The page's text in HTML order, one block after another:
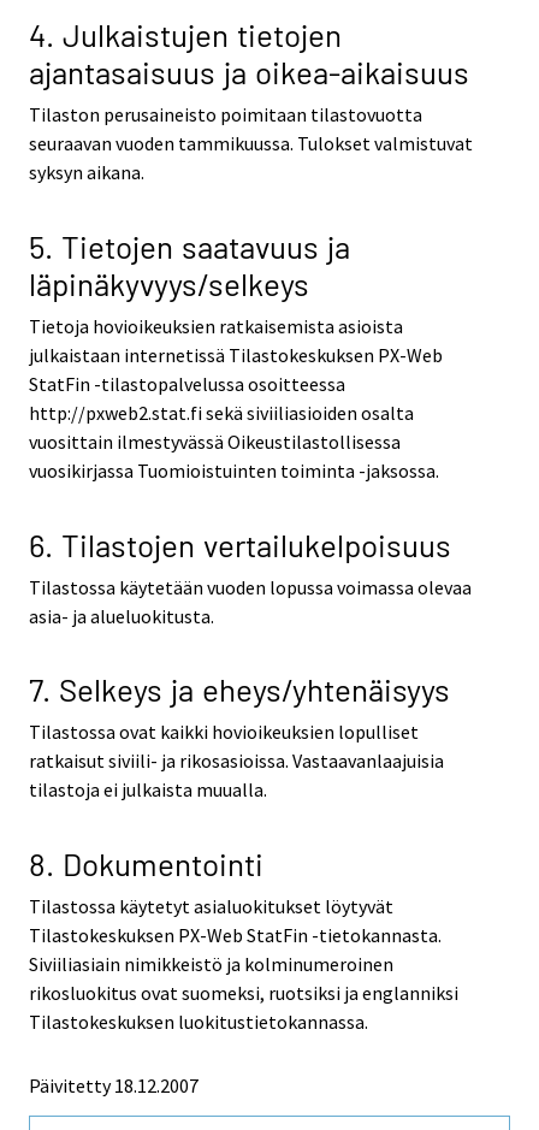
4. Julkaistujen tietojen
ajantasaisuus ja oikea-aikaisuus
Tilaston perusaineisto poimitaan tilastovuotta
seuraavan vuoden tammikuussa. Tulokset valmistuvat
syksyn aikana.
5. Tietojen saatavuus ja
läpinäkyvyys/selkeys
Tietoja hovioikeuksien ratkaisemista asioista
julkaistaan internetissä Tilastokeskuksen PX-Web
StatFin -tilastopalvelussa osoitteessa
http://pxweb2.stat.fi sekä siviiliasioiden osalta
vuosittain ilmestyvässä Oikeustilastollisessa
vuosikirjassa Tuomioistuinten toiminta -jaksossa.
6. Tilastojen vertailukelpoisuus
Tilastossa käytetään vuoden lopussa voimassa olevaa
asia- ja alueluokitusta.
7. Selkeys ja eheys/yhtenäisyys
Tilastossa ovat kaikki hovioikeuksien lopulliset
ratkaisut siviili- ja rikosasioissa. Vastaavanlaajuisia
tilastoja ei julkaista muualla.
8. Dokumentointi
Tilastossa käytetyt asialuokitukset löytyvät
Tilastokeskuksen PX-Web StatFin -tietokannasta.
Siviiliasiain nimikkeistö ja kolminumeroinen
rikosluokitus ovat suomeksi, ruotsiksi ja englanniksi
Tilastokeskuksen luokitustietokannassa.
Päivitetty18.12.2007